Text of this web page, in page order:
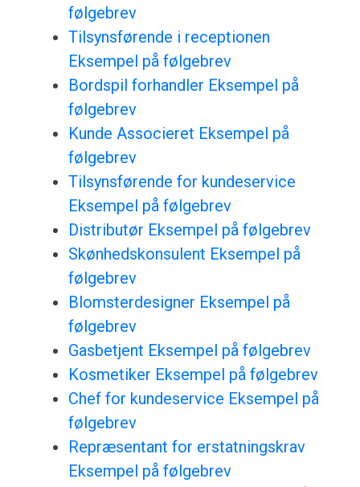
følgebrev
Tilsynsførende i receptionen
Eksempel på følgebrev
Bordspil forhandler Eksempel på
følgebrev
Kunde Associeret Eksempel på
følgebrev
Tilsynsførende for kundeservice
Eksempel på følgebrev
Distributør Eksempel på følgebrev
Skønhedskonsulent Eksempel på
følgebrev
Blomsterdesigner Eksempel på
følgebrev
Gasbetjent Eksempel på følgebrev
Kosmetiker Eksempel på følgebrev
Chef for kundeservice Eksempel på
følgebrev
Repræsentant for erstatningskrav
Eksempel på følgebrev